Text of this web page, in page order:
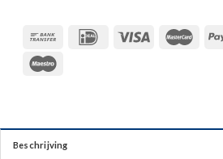
Beschrijving